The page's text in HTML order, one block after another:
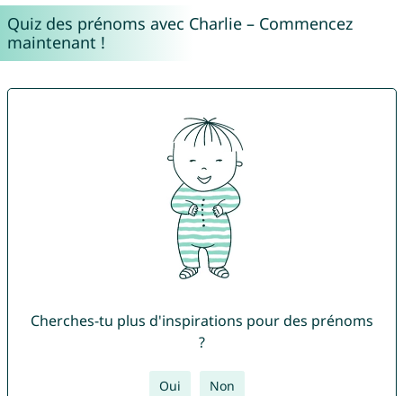
Quiz des prénoms avec Charlie – Commencez
maintenant !
Cherches-tu plus d'inspirations pour des prénoms
?
Oui Non